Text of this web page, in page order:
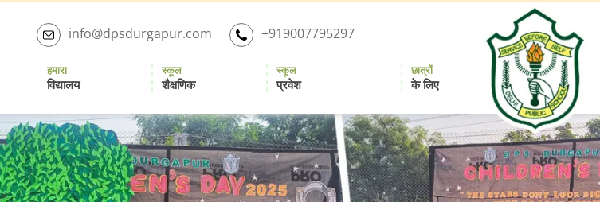
Skip
info@dpsdurgapur.com +919007795297
Delhi
Public
School
Durgapur
हमारा
विद्यालय
स्कूल
शैक्षणिक
स्कूल
प्रवेश
छात्रों
के लिए